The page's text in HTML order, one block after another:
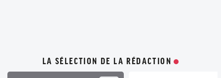
LA SÉLECTION DE LA RÉDACTION